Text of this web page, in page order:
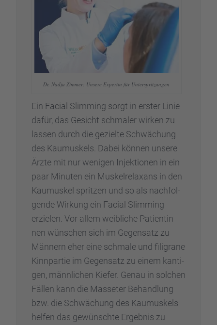
Dr. Nadja Zimmer: Unsere Exper­tin für Unter­sprit­zun­gen
Ein Facial Slimming sorgt in erster Linie
dafür, das Gesicht schma­ler wirken zu
lassen durch die gezielte Schwä­chung
des Kaumus­kels. Dabei können unsere
Ärzte mit nur wenigen Injek­tio­nen in ein
paar Minuten ein Muskel­re­lax­ans in den
Kaumus­kel sprit­zen und so als nachfol­
gende Wirkung ein Facial Slimming
erzie­len. Vor allem weibli­che Patien­tin­
nen wünschen sich im Gegen­satz zu
Männern eher eine schmale und filigrane
Kinnpar­tie im Gegen­satz zu einem kanti­
gen, männli­chen Kiefer. Genau in solchen
Fällen kann die Masse­ter Behand­lung
bzw. die Schwä­chung des Kaumus­kels
helfen das gewünschte Ergeb­nis zu